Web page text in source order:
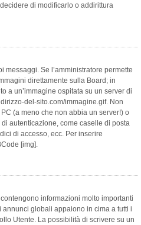
di modificarlo o addirittura
Se l’amministratore permette
direttamente sulla Board; in
a un’immagine ospitata su un server di
del-sito.com/immagine.gif. Non
(a meno che non abbia un server!) o
autenticazione, come caselle di posta
di accesso, ecc. Per inserire
[img].
informazioni molto importanti
globali appaiono in cima a tutti i
Utente. La possibilità di scrivere su un